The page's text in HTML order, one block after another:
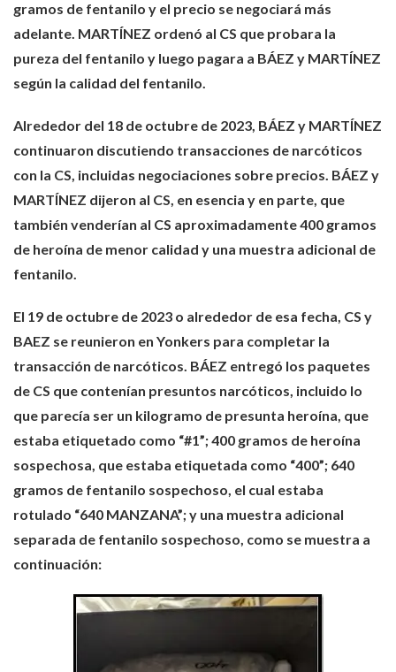
gramos de fentanilo y el precio se negociará más
adelante. MARTÍNEZ ordenó al CS que probara la
pureza del fentanilo y luego pagara a BÁEZ y MARTÍNEZ
según la calidad del fentanilo.
Alrededor del 18 de octubre de 2023, BÁEZ y MARTÍNEZ
continuaron discutiendo transacciones de narcóticos
con la CS, incluidas negociaciones sobre precios. BÁEZ y
MARTÍNEZ dijeron al CS, en esencia y en parte, que
también venderían al CS aproximadamente 400 gramos
de heroína de menor calidad y una muestra adicional de
fentanilo.
El 19 de octubre de 2023 o alrededor de esa fecha, CS y
BAEZ se reunieron en Yonkers para completar la
transacción de narcóticos. BÁEZ entregó los paquetes
de CS que contenían presuntos narcóticos, incluido lo
que parecía ser un kilogramo de presunta heroína, que
estaba etiquetado como “#1”; 400 gramos de heroína
sospechosa, que estaba etiquetada como “400”; 640
gramos de fentanilo sospechoso, el cual estaba
rotulado “640 MANZANA”; y una muestra adicional
separada de fentanilo sospechoso, como se muestra a
continuación: